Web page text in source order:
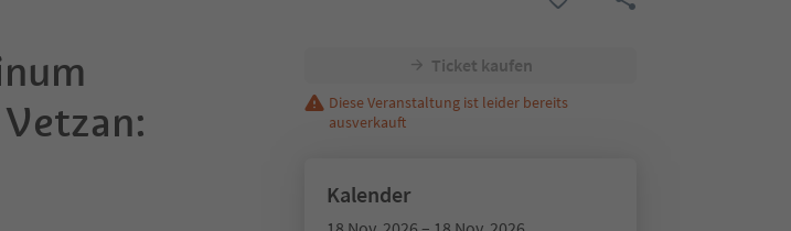
Ticket kaufen
Diese Veranstaltung ist leider bereits
ausverkauft
Kalender